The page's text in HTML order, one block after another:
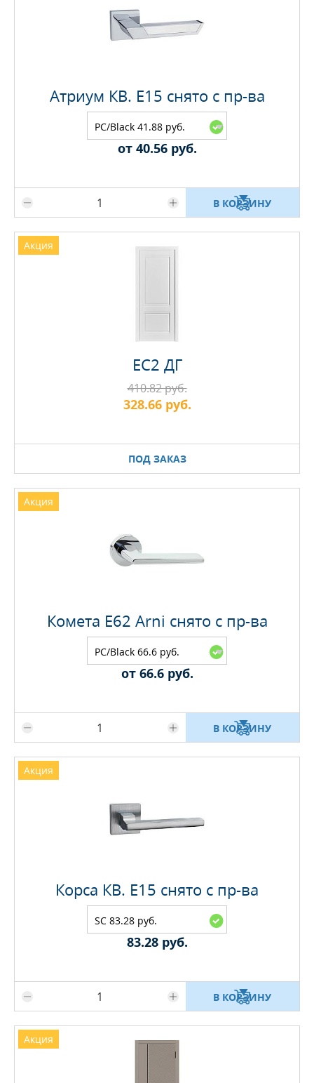
Атриум КВ. E15 снято с пр-ва
PC/Black 41.88 руб.
В КОРЗИНУ
от 40.56 руб.
Акция
EC2 ДГ
ПОД ЗАКАЗ
410.82 руб.
328.66 руб.
Акция
Комета Е62 Arni снято с пр-ва
PC/Black 66.6 руб.
В КОРЗИНУ
от 66.6 руб.
Акция
Корса КВ. E15 снято с пр-ва
SC 83.28 руб.
В КОРЗИНУ
83.28 руб.
Акция